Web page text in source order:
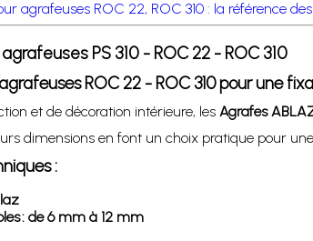
agrafeuses ROC 22, ROC 310 : la référence
PS 310 - ROC 22 - ROC 310
ROC 22 - ROC 310 pour une
et de décoration intérieure, les Agrafes
dimensions en font un choix pratique pour une
:
: de 6 mm à 12 mm